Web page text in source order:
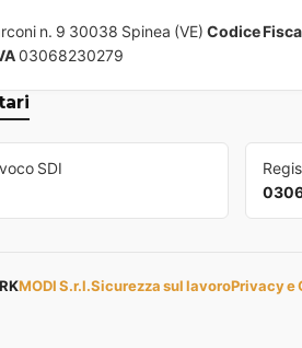
n. 9 30038 Spinea (VE) Codice
03068230279
SDI
MODI S.r.l.Sicurezza sul lavoroPrivacy e